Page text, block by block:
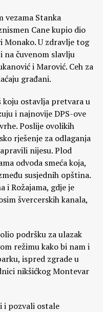
vezama Stanka
Cane kupio dio
Monako. U zdravlje tog
na čuvenom slavlju
i Marović. Ceh za
građani.
koju ostavlja pretvara u
i najnovije DPS-ove
Poslije ovolikih
rješenje za odlaganja
nijesu. Plod
odvoda smeća koja,
susjednih opština.
i Rožajama, gdje je
švercerskih kanala,
podršku za ulazak
režimu kako bi nam i
ispred zgrade u
nikšićkog Montevar
i pozvali ostale